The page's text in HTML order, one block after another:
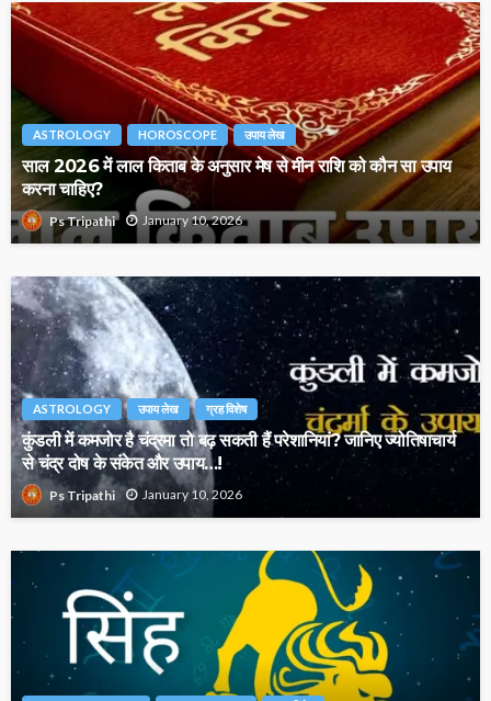
ASTROLOGY HOROSCOPE उपाय लेख
साल 2026 में लाल किताब के अनुसार मेष से मीन राशि को कौन सा उपाय
करना चाहिए?
Ps Tripathi January 10, 2026
ASTROLOGY उपाय लेख ग्रह विशेष
कुंडली में कमजोर है चंद्रमा तो बढ़ सकती हैं परेशानियां? जानिए ज्योतिषाचार्य
से चंद्र दोष के संकेत और उपाय…!
Ps Tripathi January 10, 2026